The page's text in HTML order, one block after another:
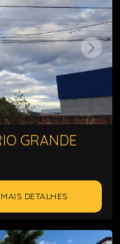
GRANDE
MAIS DETALHES